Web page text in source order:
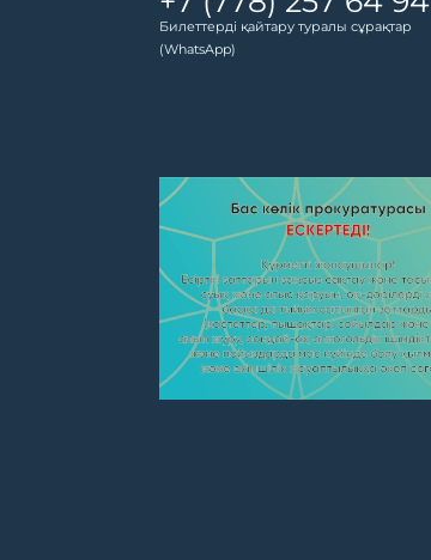
Билеттерді қайтару туралы сұрақтар
(WhatsApp)